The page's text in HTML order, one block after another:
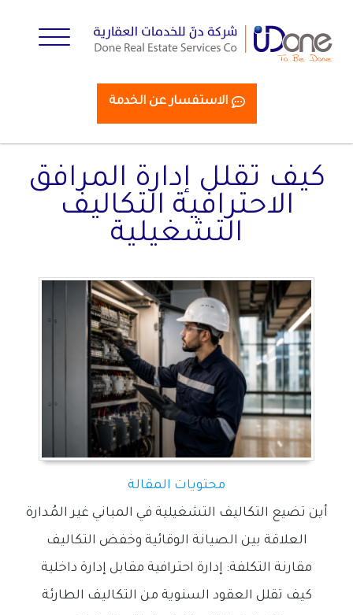
الاستفسار عن الخدمة
كيف تقلل إدارة المرافق
الاحترافية التكاليف
التشغيلية
محتويات المقالة
أين تضيع التكاليف التشغيلية في المباني غير المُدارة
العلاقة بين الصيانة الوقائية وخفض التكاليف
مقارنة التكلفة: إدارة احترافية مقابل إدارة داخلية
كيف تقلل العقود السنوية من التكاليف الطارئة